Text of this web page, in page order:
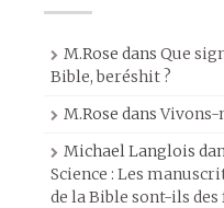
M.Rose dans Que
Bible, beréshit ?
M.Rose dansVivons-
Michael Langlois
Science : Les
de la Bible sont-ils des